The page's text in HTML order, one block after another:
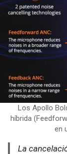
Los Apollo
híbrida
en
La